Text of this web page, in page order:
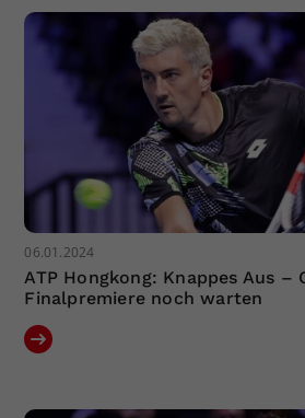
06.01.2024
ATP Hongkong: Knappes Aus –
Finalpremiere noch warten